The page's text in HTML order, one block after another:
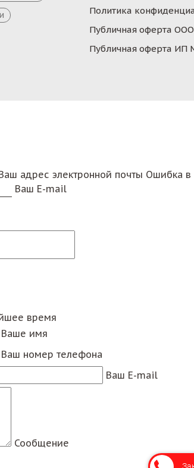
Политика
Публичная оферта
Публичная оферта ИП
адрес электронной почты Ошибка в
Ваш E-mail
время
Ваше имя
Ваш номер телефона
Ваш E-mail
Сообщение